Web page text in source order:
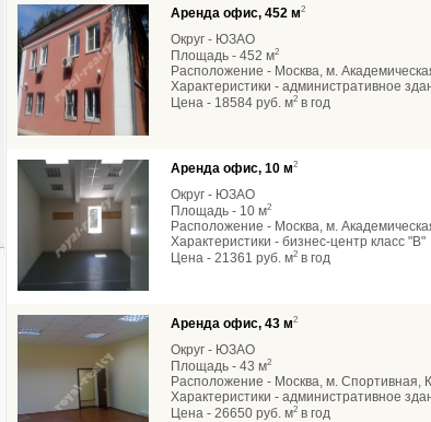
Аренда офис, 452 м2
Округ - ЮЗАО
Площадь - 452 м2
Расположение - Москва, м.
Характеристики - административное
Цена - 18584 руб. м2 в год
Аренда офис, 10 м2
Округ - ЮЗАО
Площадь - 10 м2
Расположение - Москва, м.
Характеристики - бизнес-центр класс "В"
Цена - 21361 руб. м2 в год
Аренда офис, 43 м2
Округ - ЮЗАО
Площадь - 43 м2
Расположение - Москва, м. Спортивная,
Характеристики - административное
Цена - 26650 руб. м2 в год